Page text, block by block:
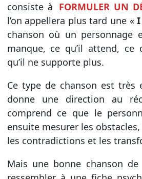
consiste à FORMULER UN
l’on appellera plus tard une «I
chanson où un personnage
manque, ce qu’il attend, ce
qu’il ne supporte plus.
Ce type de chanson est très
donne une direction au
comprend ce que le
ensuite mesurer les
les contradictions et les
Mais une bonne chanson